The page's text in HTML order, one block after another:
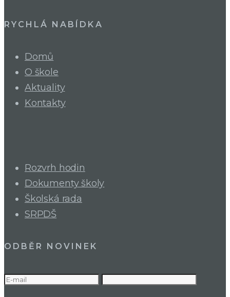
RYCHLÁ NABÍDKA
Domů
O škole
Aktuality
Kontakty
Rozvrh hodin
Dokumenty školy
Školská rada
SRPDŠ
ODBĚR NOVINEK